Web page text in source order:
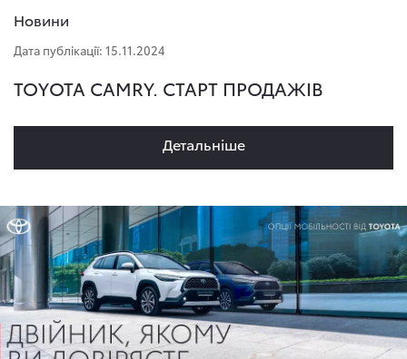
Новини
Дата публікації: 15.11.2024
TOYOTA CAMRY. СТАРТ ПРОДАЖІВ
Детальнiше